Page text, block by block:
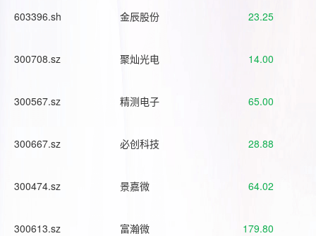
603396.sh 金辰股份 23.25
300708.sz 聚灿光电 14.00
300567.sz 精测电子 65.00
300667.sz 必创科技 28.88
300474.sz 景嘉微 64.02
300613.sz 富瀚微 179.80